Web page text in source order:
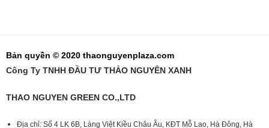
Bản quyền © 2020 thaonguyenplaza.com
Công Ty TNHH ĐẦU TƯ THẢO NGUYÊN XANH
THAO NGUYEN GREEN CO.,LTD
Địa chỉ: Số 4 LK 6B, Làng Việt Kiều Châu Âu, KĐT Mỗ Lao, Hà Đông, Hà